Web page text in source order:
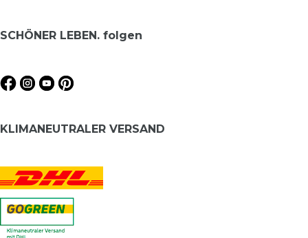
SCHÖNER LEBEN. folgen
KLIMANEUTRALER VERSAND